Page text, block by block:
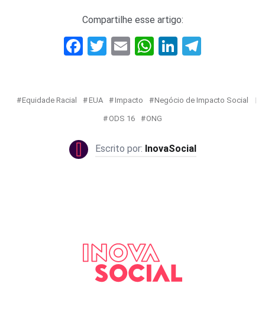
Compartilhe esse artigo:
Facebook
Twitter
EmailWhatsApp
LinkedIn
Equidade Racial EUA Impacto Negócio de Impacto Social
ODS 16 ONG
InovaSocial